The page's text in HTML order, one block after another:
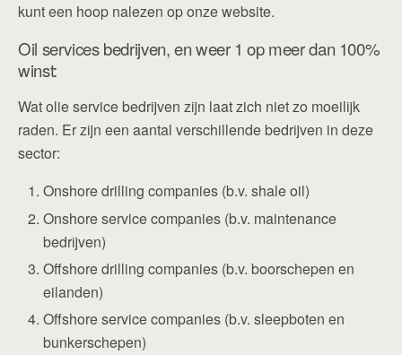
kunt een hoop nalezen op onze website.
Oil services bedrijven, en weer 1 op meer dan 100%
winst:
Wat olie service bedrijven zijn laat zich niet zo moeilijk
raden. Er zijn een aantal verschillende bedrijven in deze
sector:
Onshore drilling companies (b.v. shale oil)
Onshore service companies (b.v. maintenance
bedrijven)
Offshore drilling companies (b.v. boorschepen en
eilanden)
Offshore service companies (b.v. sleepboten en
bunkerschepen)